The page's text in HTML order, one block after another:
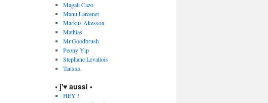
Magali Cazo
Manu Larcenet
Markus Akesson
Mathias
Mr.Goodbrush
Peony Yip
Stephane Levallois
Tanxxx
• j'♥ aussi •
HEY !